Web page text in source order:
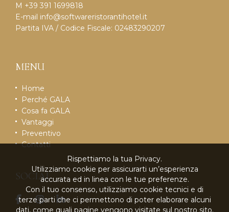
M +39 391 1699818
E-mail info@softwareristorantihotel.it
Partita IVA / Codice Fiscale: 02483290207
MENU
Home
Perché GALA
Cosa fa GALA
Vantaggi
Preventivo
Contatti
SOCIAL
Rispettiamo la tua Privacy.
Utilizziamo cookie per assicurarti un’esperienza
accurata ed in linea con le tue preferenze.
Con il tuo consenso, utilizziamo cookie tecnici e di
terze parti che ci permettono di poter elaborare alcuni
dati, come quali pagine vengono visitate sul nostro sito.